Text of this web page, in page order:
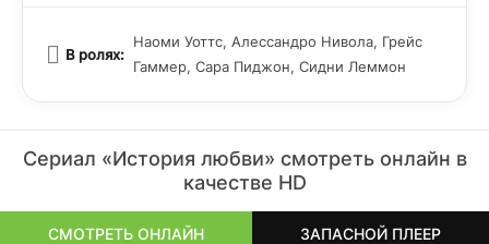
В ролях:
Наоми Уоттс, Алессандро Нивола, Грейс
Гаммер, Сара Пиджон, Сидни Леммон
Сериал «История любви» смотреть онлайн в
качестве HD
СМОТРЕТЬ ОНЛАЙН ЗАПАСНОЙ ПЛЕЕР